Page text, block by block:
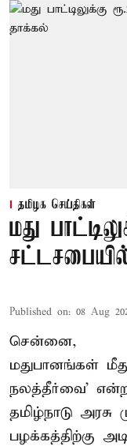
தமிழக செய்திகள்
மது
Published on: 08 Aug
சென்னை,
மதுபானங்கள்
நலத்தீர்வை’ என்ற
தமிழ்நாடு அரசு
பழக்கத்திற்கு